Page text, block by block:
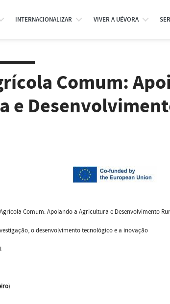
INTERNACIONALIZAR VIVER A UÉVORA
Comum:
e
Comum: Apoiando a Agricultura e Desenvolvimento
o desenvolvimento tecnológico e a inovação
)